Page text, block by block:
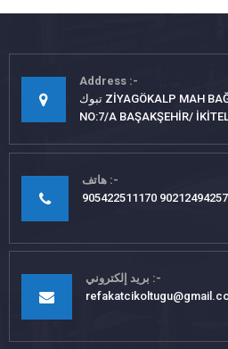
Address
تبوك ZİYAGÖKALP MAH BAĞLAR CADDESİ 2725 SOK
NO:7/A BAŞAKŞEHİR/
هاتف
905422511170